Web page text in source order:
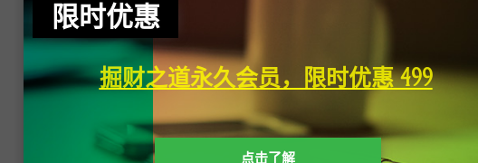
限时优惠
掘财之道永久会员，限时优惠 499
点击了解